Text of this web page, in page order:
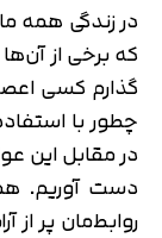
در زندگی همه
که برخی از
گذارم کسی
چطور با
در مقابل این
دست آوریم.
روابط‌مان پر